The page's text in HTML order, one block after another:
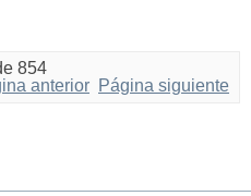
854
anterior Página siguiente